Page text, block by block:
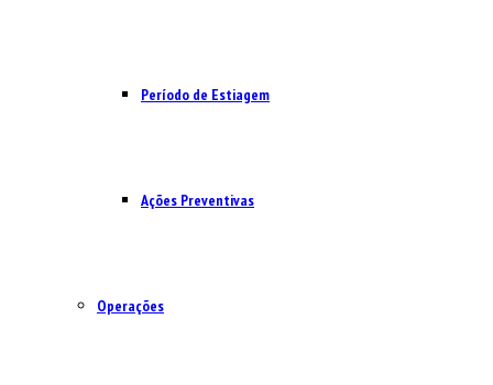
Período de Estiagem
Ações Preventivas
Operações